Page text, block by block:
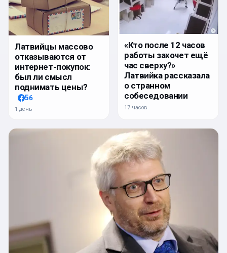
Латвийцы массово
отказываются от
интернет-покупок:
был ли смысл
поднимать цены?
56
1 день
«Кто после 12 часов
работы захочет ещё
час сверху?»
Латвийка рассказала
о странном
собеседовании
17 часов